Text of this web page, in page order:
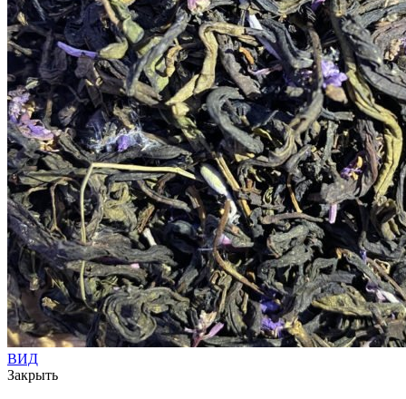
ВИД
Закрыть